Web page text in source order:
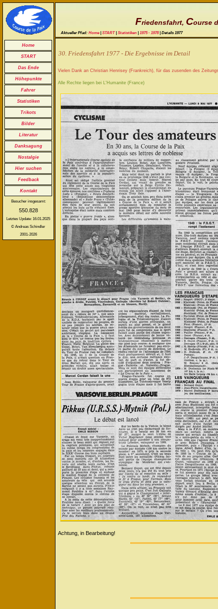
Friedensfahrt, Course
Home
START
Das Ende
Höhepunkte
Fahrer
Statistiken
Trikots
Bilder
Literatur
Danksagung
Nostalgie
Hier suchen
Feedback
Kontakt
Besucher insgesamt:
550.828
Letztes Update: 16.01.2025
© Andreas Schindler
2001-2026
Aktueller Pfad: Home| START| Statistiken 1975 - 1978| Details 1977
30. Friedensfahrt 1977 - Die Ergebnisse im Detail
Vielen Dank an Christian Henrisey (Frankreich), für das zusenden des
Alle Rechte liegen bei L'Humanite (France)
Achtung, in Bearbeitung!